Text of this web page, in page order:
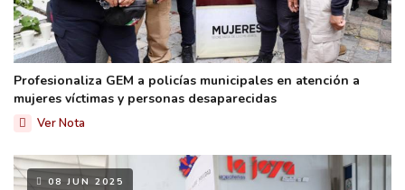
Profesionaliza GEM a policías municipales en atención a
mujeres víctimas y personas desaparecidas
Ver Nota
08 JUN 2025